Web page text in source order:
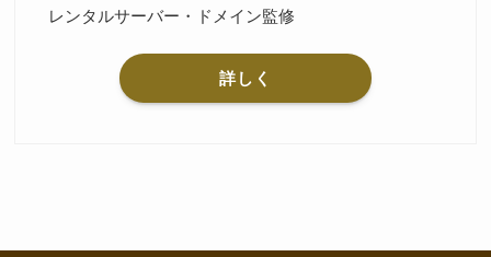
レンタルサーバー・ドメイン監修
詳しく